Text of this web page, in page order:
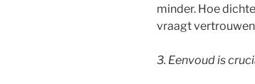
minder. Hoe
vraagt
3. Eenvoud is